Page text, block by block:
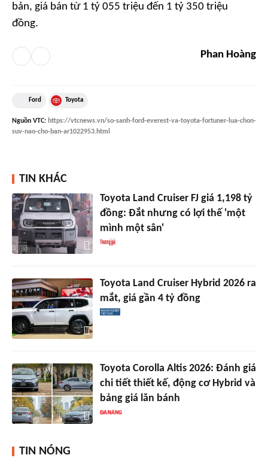
bản, giá bán từ 1 tỷ 055 triệu đến 1 tỷ 350 triệu
đồng.
Phan Hoàng
Ford Toyota
Nguồn VTC: https://vtcnews.vn/so-sanh-ford-everest-va-toyota-fortuner-lua-chon-
suv-nao-cho-ban-ar1022953.html
TIN KHÁC
Toyota Land Cruiser FJ giá 1,198 tỷ
đồng: Đắt nhưng có lợi thế 'một
mình một sân'
Toyota Land Cruiser Hybrid 2026 ra
mắt, giá gần 4 tỷ đồng
Toyota Corolla Altis 2026: Đánh giá
chi tiết thiết kế, động cơ Hybrid và
bảng giá lăn bánh
TIN NÓNG